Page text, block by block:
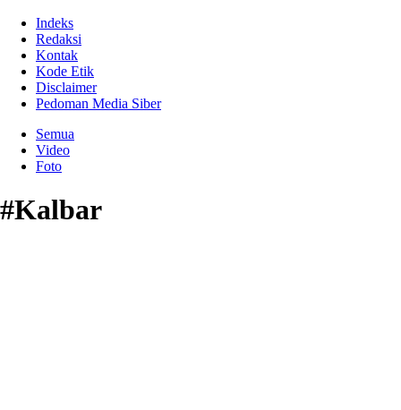
Indeks
Redaksi
Kontak
Kode Etik
Disclaimer
Pedoman Media Siber
Semua
Video
Foto
#Kalbar